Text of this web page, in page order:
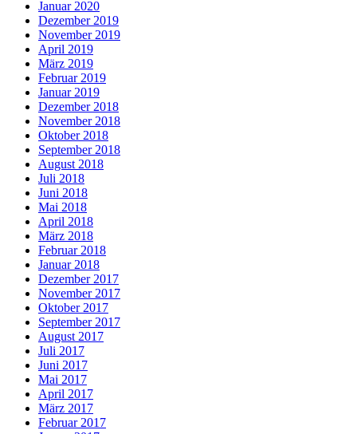
Januar 2020
Dezember 2019
November 2019
April 2019
März 2019
Februar 2019
Januar 2019
Dezember 2018
November 2018
Oktober 2018
September 2018
August 2018
Juli 2018
Juni 2018
Mai 2018
April 2018
März 2018
Februar 2018
Januar 2018
Dezember 2017
November 2017
Oktober 2017
September 2017
August 2017
Juli 2017
Juni 2017
Mai 2017
April 2017
März 2017
Februar 2017